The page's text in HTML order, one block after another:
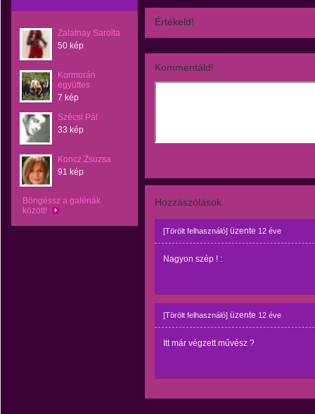
Zalatnay Sarolta
50 kép
Kormorán
együttes
7 kép
Szécsi Pál
33 kép
Koncz Zsuzsa
91 kép
Böngéssz a galériák
között!
Értékeld!
Kommentáld!
Hozzászólások
[Törölt felhasználó] üzente 12 éve
Nagyon szép ! :
[Törölt felhasználó] üzente 12 éve
Itt már végzett művész ?